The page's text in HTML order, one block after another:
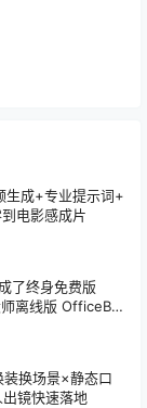
生成+专业提示词+
电影感成片
了终身免费版
离线版 OfficeBo
换场景×静态口
镜快速落地